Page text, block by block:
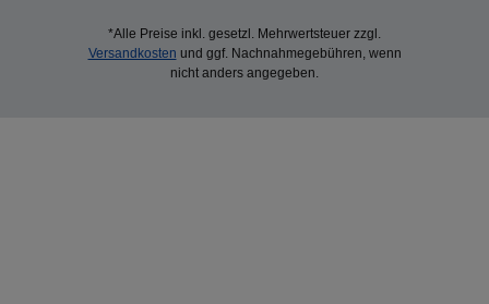
*Alle Preise inkl. gesetzl. Mehrwertsteuer zzgl.
Versandkosten und ggf. Nachnahmegebühren, wenn
nicht anders angegeben.